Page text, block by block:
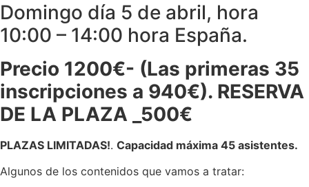
Domingo día 5 de abril, hora
10:00 – 14:00 hora España.
Precio 1200€- (Las primeras 35
inscripciones a 940€). RESERVA
DE LA PLAZA _500€
PLAZAS LIMITADAS!. Capacidad máxima 45 asistentes.
Algunos de los contenidos que vamos a tratar: